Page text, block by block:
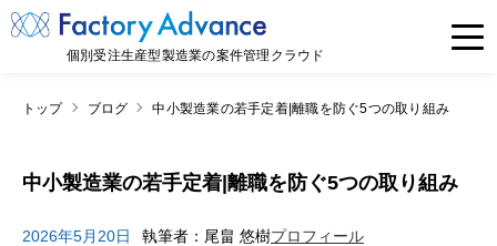
個別受注生産型製造業の案件管理クラウド
トップ ブログ 中小製造業の若手定着|離職を防ぐ5つの取り組み
中小製造業の若手定着|離職を防ぐ5つの取り組み
2026年5月20日 執筆者：尾畠 悠樹プロフィール